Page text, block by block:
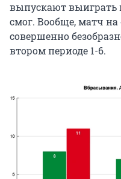
выпускают выиграть
смог. Вообще, матч на
совершенно
втором периоде 1-6.